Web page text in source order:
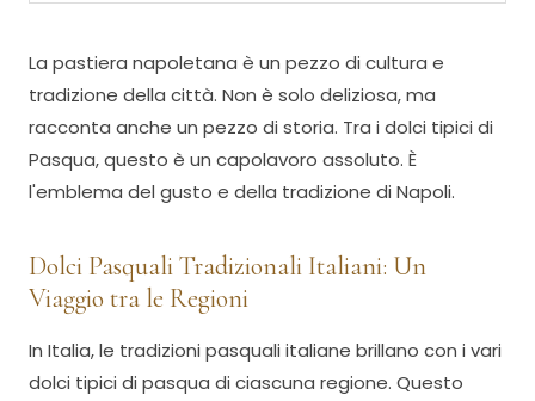
La pastiera napoletana è un pezzo di cultura e
tradizione della città. Non è solo deliziosa, ma
racconta anche un pezzo di storia. Tra i dolci tipici di
Pasqua, questo è un capolavoro assoluto. È
l'emblema del gusto e della tradizione di Napoli.
Dolci Pasquali Tradizionali Italiani: Un
Viaggio tra le Regioni
In Italia, le tradizioni pasquali italiane brillano con i vari
dolci tipici di pasqua di ciascuna regione. Questo